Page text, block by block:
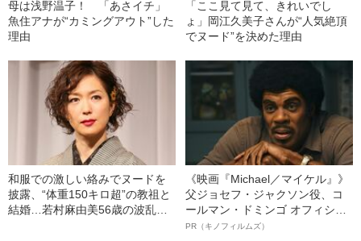
母は浅野温子！ 「あさイチ」
魚住アナが“カミングアウト”した
理由
「ここ見て見て、きれいでし
ょ」岡江久美子さんが“人気絶頂
でヌード”を決めた理由
和服での激しい絡みでヌードを
披露、“体重150キロ超”の教祖と
結婚…若村麻由美56歳の波乱万
《映画『Michael／マイケル』》
父ジョセフ・ジャクソン役、コ
ールマン・ドミンゴ オフィシャ
ルインタビュー“観客を魅了した
PR（キノフィルムズ）